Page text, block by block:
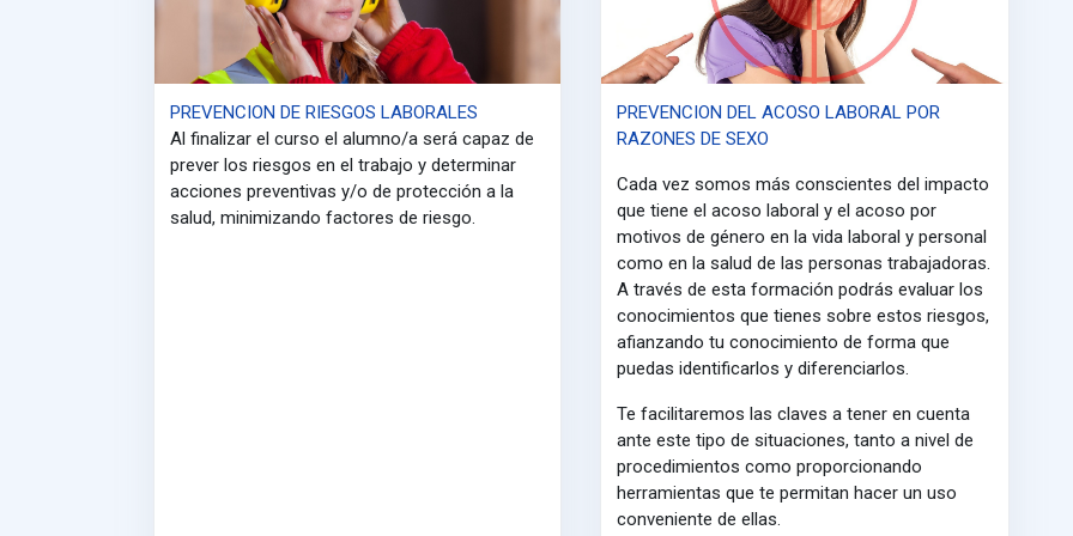
PREVENCION DE RIESGOS LABORALES
Al finalizar el curso el alumno/a será capaz de
prever los riesgos en el trabajo y determinar
acciones preventivas y/o de protección a la
salud, minimizando factores de riesgo.
PREVENCION DEL ACOSO LABORAL POR
RAZONES DE SEXO
Cada vez somos más conscientes del impacto
que tiene el acoso laboral y el acoso por
motivos de género en la vida laboral y personal
como en la salud de las personas trabajadoras.
A través de esta formación podrás evaluar los
conocimientos que tienes sobre estos riesgos,
afianzando tu conocimiento de forma que
puedas identificarlos y diferenciarlos.
Te facilitaremos las claves a tener en cuenta
ante este tipo de situaciones, tanto a nivel de
procedimientos como proporcionando
herramientas que te permitan hacer un uso
conveniente de ellas.